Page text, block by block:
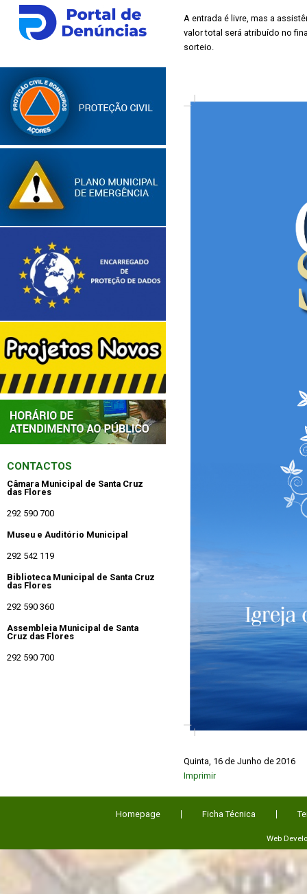
CONTACTOS
Câmara Municipal de Santa Cruz
das Flores
292 590 700
Museu e Auditório Municipal
292 542 119
Biblioteca Municipal de Santa Cruz
das Flores
292 590 360
Assembleia Municipal de Santa
Cruz das Flores
292 590 700
A entrada é livre, mas a
valor total será atribuído no
sorteio.
Quinta, 16 de Junho de 2016
Imprimir
Homepage Ficha Técnica
Web